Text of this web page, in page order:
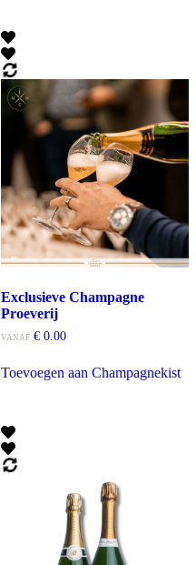
Exclusieve Champagne
Proeverij
VANAF €0.00
Toevoegen aan Champagnekist